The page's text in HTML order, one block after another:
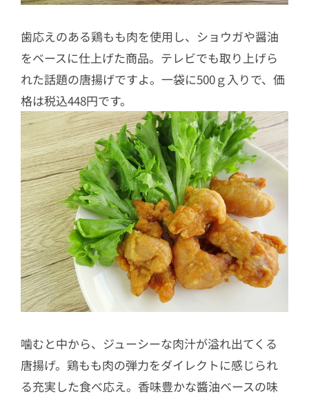
歯応えのある鶏もも肉を使用し、ショウガや醤油
をベースに仕上げた商品。テレビでも取り上げら
れた話題の唐揚げですよ。一袋に500ｇ入りで、価
格は税込448円です。
噛むと中から、ジューシーな肉汁が溢れ出てくる
唐揚げ。鶏もも肉の弾力をダイレクトに感じられ
る充実した食べ応え。香味豊かな醬油ベースの味